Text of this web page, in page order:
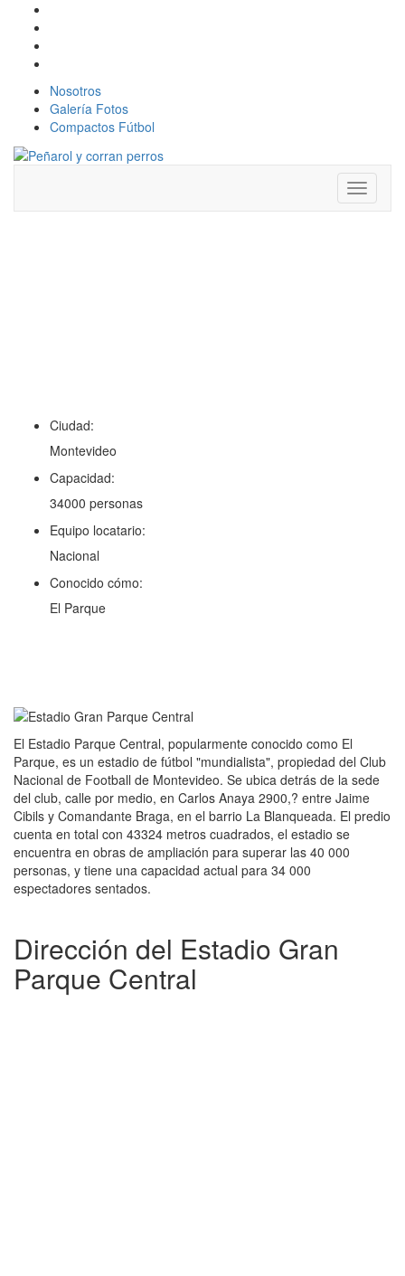
Nosotros
Galería Fotos
Compactos Fútbol
Toggle
Ciudad:
Montevideo
Capacidad:
34000 personas
Equipo locatario:
Nacional
Conocido cómo:
El Parque
El Estadio Parque Central, popularmente conocido como El
Parque, es un estadio de fútbol "mundialista", propiedad del Club
Nacional de Football de Montevideo. Se ubica detrás de la sede
del club, calle por medio, en Carlos Anaya 2900,? entre Jaime
Cibils y Comandante Braga, en el barrio La Blanqueada. El predio
cuenta en total con 43324 metros cuadrados, el estadio se
encuentra en obras de ampliación para superar las 40 000
personas, y tiene una capacidad actual para 34 000
espectadores sentados.
Dirección del Estadio Gran
Parque Central